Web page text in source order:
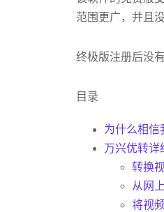
范围更广，并且
终极版注册后没
目录
为什么相信
万兴优转详
转换
从网
将视